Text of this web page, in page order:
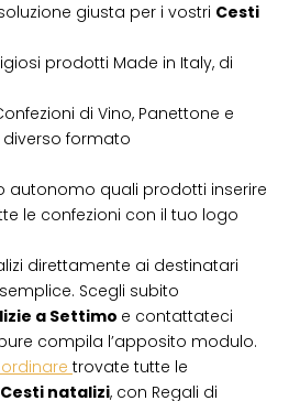
giusta per i vostri Cesti
prodotti Made in Italy, di
di Vino, Panettone e
diverso formato
autonomo quali prodotti inserire
le confezioni con il tuo logo
direttamente ai destinatari
Scegli subito
a Settimo e contattateci
compila l’apposito modulo.
trovate tutte le
Cesti natalizi, con Regali di